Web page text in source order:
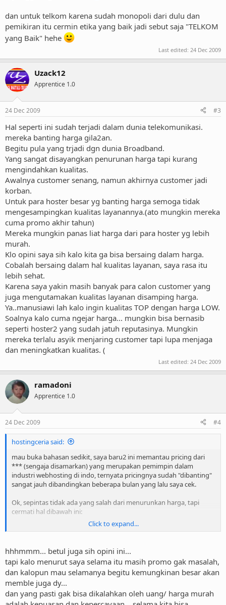
dan untuk telkom karena sudah monopoli dari dulu dan
pemikiran itu cermin etika yang baik jadi sebut saja "TELKOM
yang Baik" hehe
Last edited: 24 Dec 2009
Uzack12
Apprentice 1.0
24 Dec 2009 #3
Hal seperti ini sudah terjadi dalam dunia telekomunikasi.
mereka banting harga gila2an.
Begitu pula yang trjadi dgn dunia Broadband.
Yang sangat disayangkan penurunan harga tapi kurang
mengindahkan kualitas.
Awalnya customer senang, namun akhirnya customer jadi
korban.
Untuk para hoster besar yg banting harga semoga tidak
mengesampingkan kualitas layanannya.(ato mungkin mereka
cuma promo akhir tahun)
Mereka mungkin panas liat harga dari para hoster yg lebih
murah.
Klo opini saya sih kalo kita ga bisa bersaing dalam harga.
Cobalah bersaing dalam hal kualitas layanan, saya rasa itu
lebih sehat.
Karena saya yakin masih banyak para calon customer yang
juga mengutamakan kualitas layanan disamping harga.
Ya..manusiawi lah kalo ingin kualitas TOP dengan harga LOW.
Soalnya kalo cuma ngejar harga... mungkin bisa bernasib
seperti hoster2 yang sudah jatuh reputasinya. Mungkin
mereka terlalu asyik menjaring customer tapi lupa menjaga
dan meningkatkan kualitas. (
Last edited: 24 Dec 2009
ramadoni
Apprentice 1.0
24 Dec 2009 #4
hostingceria said:
mau buka bahasan sedikit, saya baru2 ini memantau pricing dari
*** (sengaja disamarkan) yang merupakan pemimpin dalam
industri webhosting di indo, ternyata pricingnya sudah "dibanting"
sangat jauh dibandingkan beberapa bulan yang lalu saya cek.
Ok, sepintas tidak ada yang salah dari menurunkan harga, tapi
cermati hal dibawah ini:
ambil contoh beberapa bulan lalu domain .com ditawarkan
yang bisa nawarin harga domain seperti ini tanpa rugi/impas hanya
pelaku reseller yang sangat2 besar, apakah hal ini etis dilakukan
oleh pimpinan pasar?
saya ambil perbandingan seperti ini, dulu pernah ada orang internal
telk** yang cerita ke saya, telk** tetap pasang harga lebih premium
dibanding operator yang lain (baik landed/wireless) karena tidak
Click to expand...
hhhmmm... betul juga sih opini ini...
tapi kalo menurut saya selama itu masih promo gak masalah,
dan kalopun mau selamanya begitu kemungkinan besar akan
memble juga dy...
dan yang pasti gak bisa dikalahkan oleh uang/ harga murah